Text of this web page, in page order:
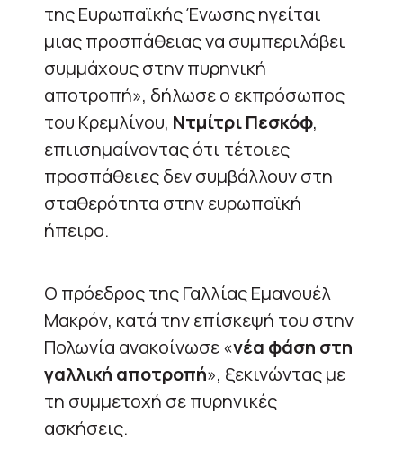
της Ευρωπαϊκής Ένωσης ηγείται
μιας προσπάθειας να συμπεριλάβει
συμμάχους στην πυρηνική
αποτροπή», δήλωσε ο εκπρόσωπος
του Κρεμλίνου, Ντμίτρι Πεσκόφ,
επιισημαίνοντας ότι τέτοιες
προσπάθειες δεν συμβάλλουν στη
σταθερότητα στην ευρωπαϊκή
ήπειρο.
Ο πρόεδρος της Γαλλίας Εμανουέλ
Μακρόν, κατά την επίσκεψή του στην
Πολωνία ανακοίνωσε «νέα φάση στη
γαλλική αποτροπή», ξεκινώντας με
τη συμμετοχή σε πυρηνικές
ασκήσεις.